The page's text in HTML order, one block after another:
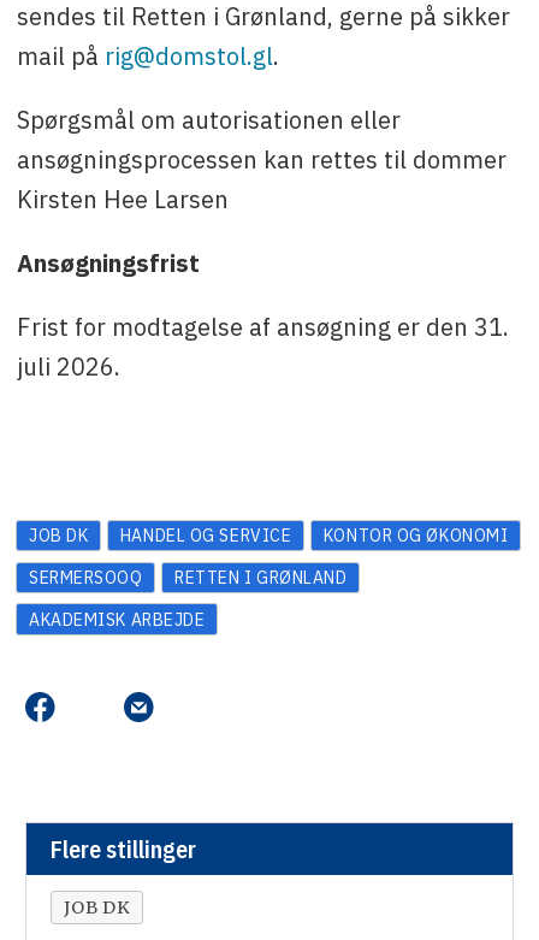
sendes til Retten i Grønland, gerne på sikker
mail på rig@domstol.gl.
Spørgsmål om autorisationen eller
ansøgningsprocessen kan rettes til dommer
Kirsten Hee Larsen
Ansøgningsfrist
Frist for modtagelse af ansøgning er den 31.
juli 2026.
JOB DK HANDEL OG SERVICE
KONTOR OG ØKONOMI
SERMERSOOQ
RETTEN I GRØNLAND
AKADEMISK ARBEJDE
Flere stillinger
JOB DK